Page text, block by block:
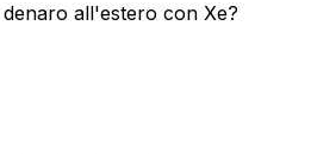
all'estero con Xe?